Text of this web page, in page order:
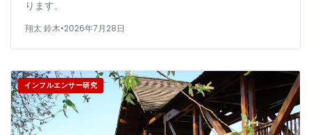
ります。
翔太 鈴木•2026年7月28日
インフルエンサー研究